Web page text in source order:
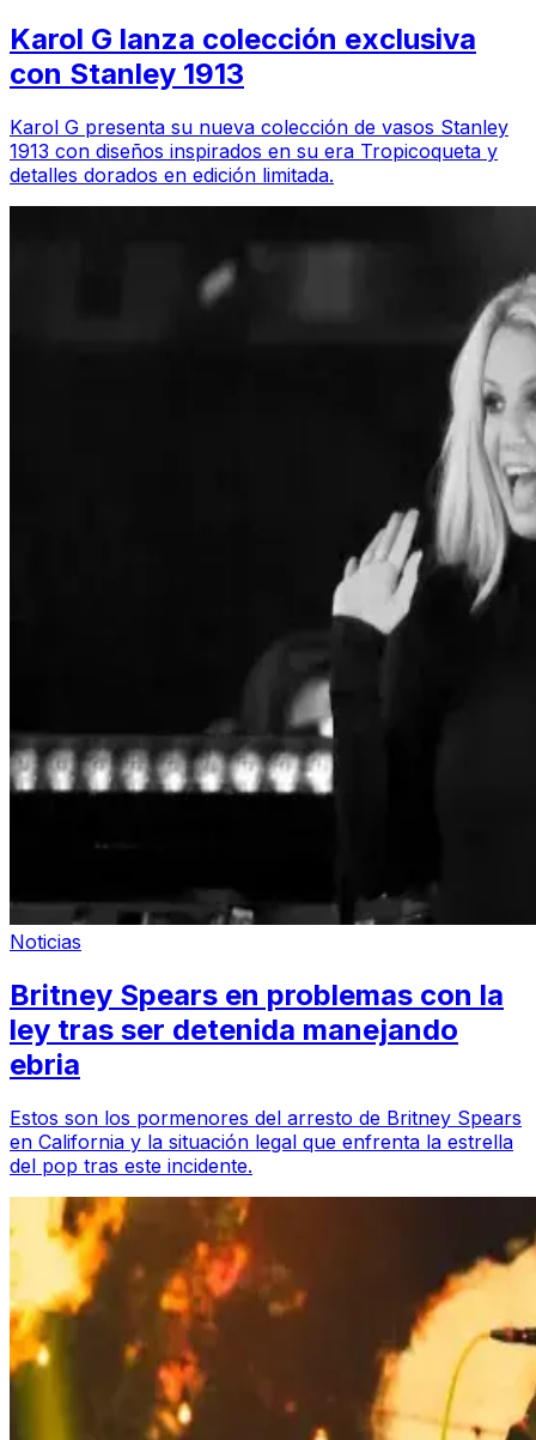
Karol G lanza colección exclusiva
con Stanley 1913
Karol G presenta su nueva colección de vasos Stanley
1913 con diseños inspirados en su era Tropicoqueta y
detalles dorados en edición limitada.
Noticias
Britney Spears en problemas con la
ley tras ser detenida manejando
ebria
Estos son los pormenores del arresto de Britney Spears
en California y la situación legal que enfrenta la estrella
del pop tras este incidente.